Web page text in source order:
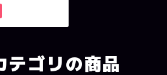
テゴリの商品